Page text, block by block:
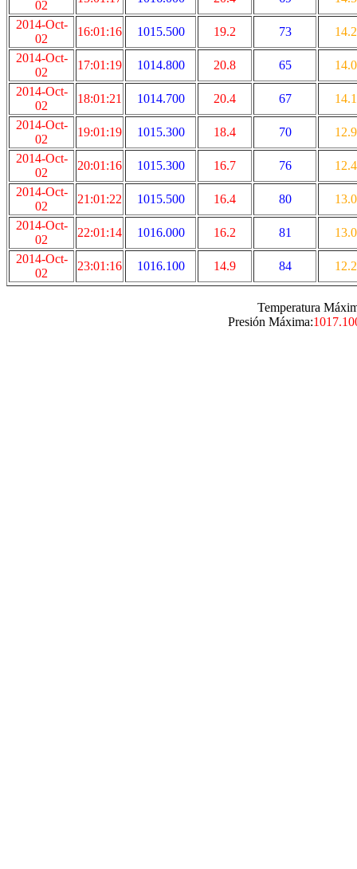
02
2014-Oct-
02
16:01:16 1015.500 19.2 73
14.2
2014-Oct-
02
17:01:19 1014.800 20.8 65
14.0
2014-Oct-
02
18:01:21 1014.700 20.4 67
14.1
2014-Oct-
02
19:01:19 1015.300 18.4 70
12.9
2014-Oct-
02
20:01:16 1015.300 16.7 76
12.4
2014-Oct-
02
21:01:22 1015.500 16.4 80
13.0
2014-Oct-
02
22:01:14 1016.000 16.2 81
13.0
2014-Oct-
02
23:01:16 1016.100 14.9 84 12.2
Temperatura
Presión Máxima: